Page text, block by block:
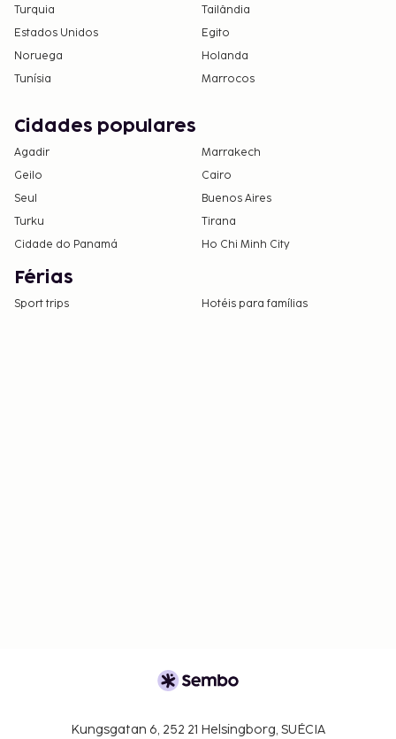
Turquia
Tailândia
Estados Unidos
Egito
Noruega
Holanda
Tunísia
Marrocos
Cidades populares
Agadir
Marrakech
Geilo
Cairo
Seul
Buenos Aires
Turku
Tirana
Cidade do Panamá
Ho Chi Minh City
Férias
Sport trips Hotéis para famílias
Kungsgatan 6, 252 21 Helsingborg, SUÉCIA